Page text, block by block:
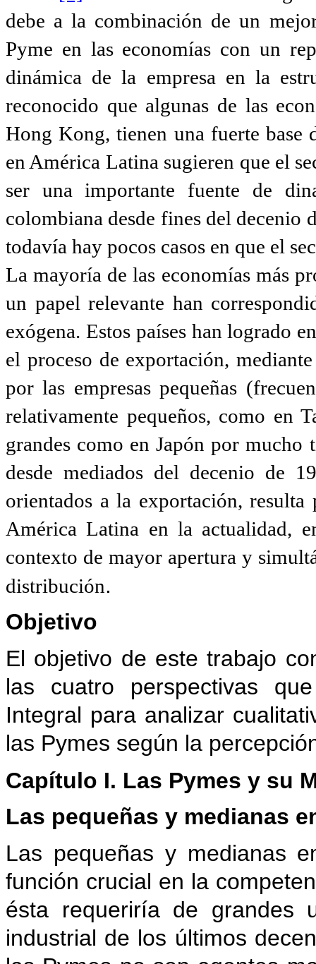
debe a la combinación de un
Pyme en las economías con un
dinámica de la empresa en la
reconocido que algunas de las
Hong Kong, tienen una fuerte base
en América Latina sugieren que el
ser una importante fuente de
colombiana desde fines del decenio
todavía hay pocos casos en que el
La mayoría de las economías más
un papel relevante han
exógena. Estos países han logrado
el proceso de exportación,
por las empresas pequeñas
relativamente pequeños, como en
grandes como en Japón por
desde mediados del decenio de
orientados a la exportación, resulta
América Latina en la actualidad,
contexto de mayor apertura y
distribución.
Objetivo
El objetivo de este trabajo
las cuatro perspectivas
Integral para analizar
las Pymes según la
Capítulo I. Las Pymes y su
Las pequeñas y medianas
Las pequeñas y medianas
función crucial en la
ésta requeriría de grandes
industrial de los últimos